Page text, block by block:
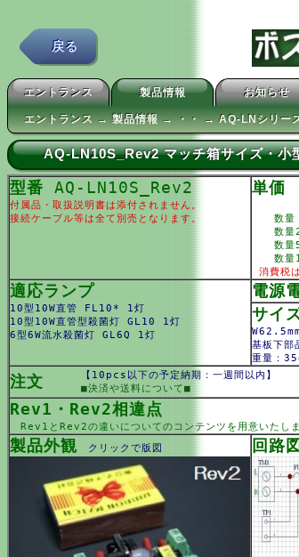
戻る
エントランス 製品情報 お知らせ
エントランス → 製品情報 → ・・ → AQ-LNシリ
AQ-LN10S_Rev2 マッチ箱サイズ・小
型番 AQ-LN10S_Rev2
付属品・取扱説明書は添付されません。
接続ケーブル等は全て別売となります。
単価
数
数
数
数
消費税
適応ランプ
10型10W直管 FL10* 1灯
10型10W直管型殺菌灯 GL10 1灯
6型6W流水殺菌灯 GL6Q 1灯
電源
サイ
基板下部
重量：
注文
【10pcs以下の予定納期：一週間以内】
■決済や送料について■
Rev1・Rev2相違点
Rev1とRev2の違いについてのコンテンツ を用意いたし
製品外観 クリックで版図 回路図